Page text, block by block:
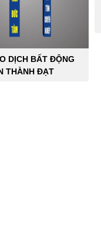
DỊCH BẤT ĐỘNG
THÀNH ĐẠT